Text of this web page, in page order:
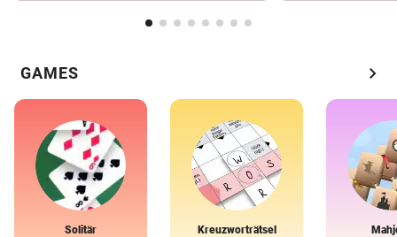
GAMES chevron_right
Solitär Kreuzworträtsel